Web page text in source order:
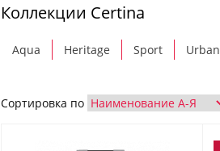
Коллекции Certina
Aqua Heritage Sport Urban
Сортировка по